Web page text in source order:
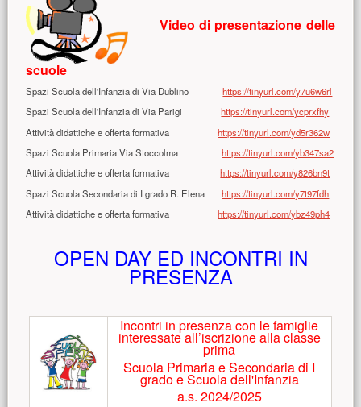
Video di presentazione delle
scuole
Spazi Scuola dell'Infanzia di Via Dublinohttps://tinyurl.com/y7u6w6rl
Spazi Scuola dell'Infanzia di Via Parigihttps://tinyurl.com/ycprxfhy
Attività didattiche e offerta formativahttps://tinyurl.com/yd5r362w
Spazi Scuola Primaria Via Stoccolmahttps://tinyurl.com/yb347sa2
Attività didattiche e offerta formativahttps://tinyurl.com/y826bn9t
Spazi Scuola Secondaria di I grado R. Elenahttps://tinyurl.com/y7t97fdh
Attività didattiche e offerta formativahttps://tinyurl.com/ybz49ph4
OPEN DAY ED INCONTRI IN
PRESENZA
Incontri in presenza con le famiglie
interessate all’iscrizione alla classe
prima
Scuola Primaria e Secondaria di I
grado e Scuola dell'Infanzia
a.s. 2024/2025